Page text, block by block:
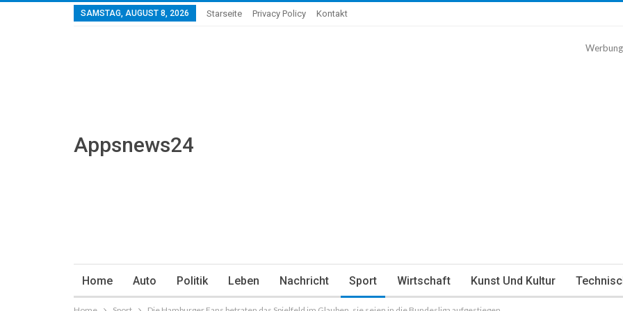
SAMSTAG, AUGUST 8, 2026 Starseite Privacy Policy Kontakt
Appsnews24
Werbung
Home Auto Politik Leben Nachricht Sport Wirtschaft Kunst Und Kultur